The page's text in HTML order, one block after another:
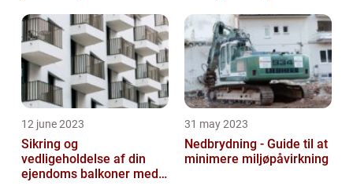
12 june 2023
Sikring og
vedligeholdelse af din
ejendoms balkoner med
31 may 2023
Nedbrydning - Guide til at
minimere miljøpåvirkning